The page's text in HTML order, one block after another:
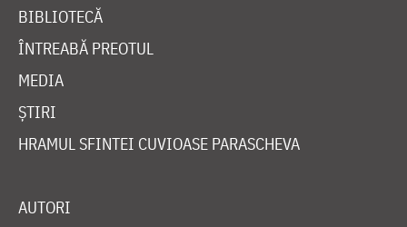
BIBLIOTECĂ
ÎNTREABĂ PREOTUL
MEDIA
ȘTIRI
HRAMUL SFINTEI CUVIOASE PARASCHEVA
AUTORI